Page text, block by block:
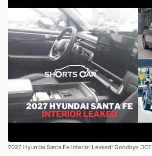
2027 Hyundai Santa Fe Interior Leaked! Goodbye